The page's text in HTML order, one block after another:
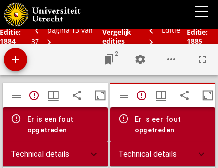
Editie:
1884
pagina 13 van
37
Vergelijk
edities
Editie
Editie:
1885
Bos' schoolatlas der geheele aarde.
2
Mirador
viewer
TypeError: Failed to fetch
Er is een fout
opgetreden
Technical details
TypeError:
Er is een fout
opgetreden
Technical details